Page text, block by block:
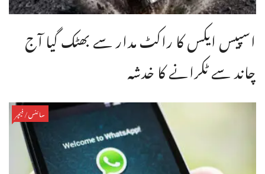
اسپیس ایکس کا راکٹ مدار سے بھٹک گیا آج
چاند سے ٹکرانے کا خدشہ
سائنس/فیچر